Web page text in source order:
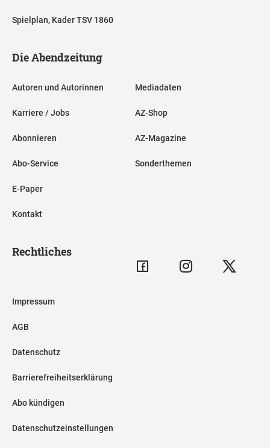
Spielplan, Kader TSV 1860
Die Abendzeitung
Autoren und Autorinnen
Karriere / Jobs
Abonnieren
Abo-Service
E-Paper
Kontakt
Mediadaten
AZ-Shop
AZ-Magazine
Sonderthemen
Rechtliches
Impressum
AGB
Datenschutz
Barrierefreiheitserklärung
Abo kündigen
Datenschutzeinstellungen